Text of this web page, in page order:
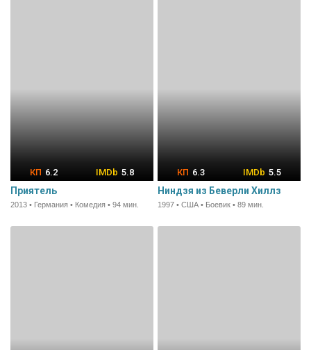
6.2 5.8
Приятель
2013 • Германия • Комедия • 94 мин.
6.3 5.5
Ниндзя из Беверли Хиллз
1997 • США • Боевик • 89 мин.